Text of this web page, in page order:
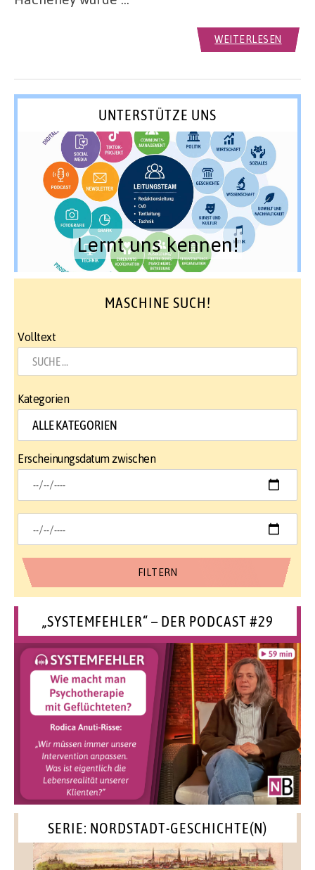
WEITERLESEN
UNTERSTÜTZE UNS
Lernt uns kennen!
MASCHINE SUCH!
Volltext
Kategorien
Erscheinungsdatum zwischen
„SYSTEMFEHLER“ – DER PODCAST #29
SERIE: NORDSTADT-GESCHICHTE(N)